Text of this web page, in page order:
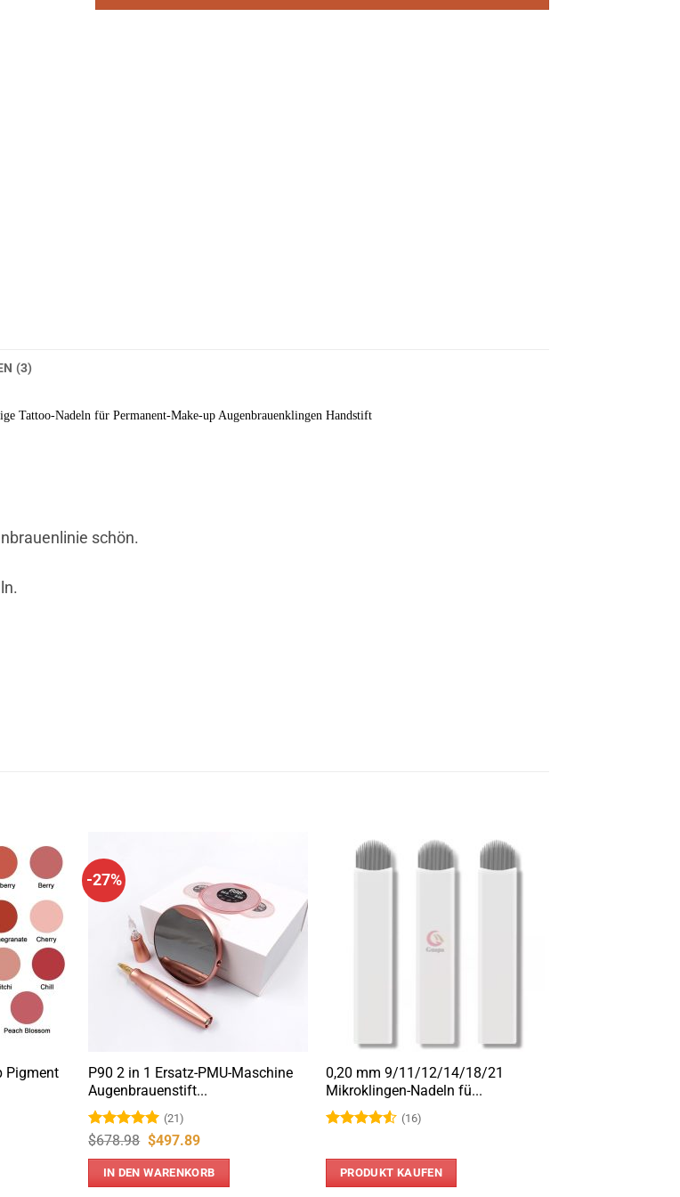
auf
(3)
Tattoo-Nadeln für Permanent-Make-up Augenbrauenklingen Handstift
schön.
Pigment
-27%
P90 2 in 1 Ersatz-PMU-Maschine
Augenbrauenstift...
Bewertet
(21)
$678.98 Ursprünglicher
war:
$678.98
$497.89Aktueller
ist:
$497.89.
IN DEN WARENKORB
0,20 mm 9/11/12/14/18/21
Mikroklingen-Nadeln fü...
von 5
(16)
PRODUKT KAUFEN